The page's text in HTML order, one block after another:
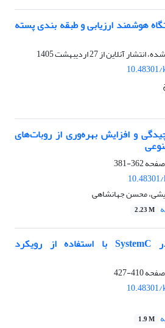
هوشمند ارزیابی و طبقه بندی پسته
انتشار آنلاین از27 اردیبهشت 1405
10.48301/
و افزایش بهره‌وری از روبات‌های
362-381
محسن جهانشاهی
2.23 M
مدل‌سازی سطح بالا در SystemC با استفاده از رویکرد
410-427
10.48301/
1.9 M